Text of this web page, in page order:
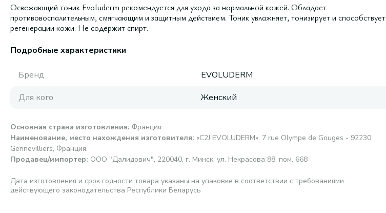
Освежающий тоник Evoluderm рекомендуется для ухода за нормальной кожей. Обладает
противовоспалительным, смягчающим и защитным действием. Тоник увлажняет, тонизирует и способствует
регенерации кожи. Не содержит спирт.
Подробные характеристики
Бренд
EVOLUDERM
Для кого
Женский
Основная страна изготовления: Франция
Наименование, место нахождения изготовителя: «C2J EVOLUDERM», 7 rue Olympe de Gouges - 92230
Gennevilliers, Франция.
Продавец/импортер: ООО "Далидович", 220040, г. Минск, ул. Некрасова 88, пом. 668
Дата изготовления и срок годности товара указаны на упаковке в соответствии с требованиями
действующего законодательства Республики Беларусь